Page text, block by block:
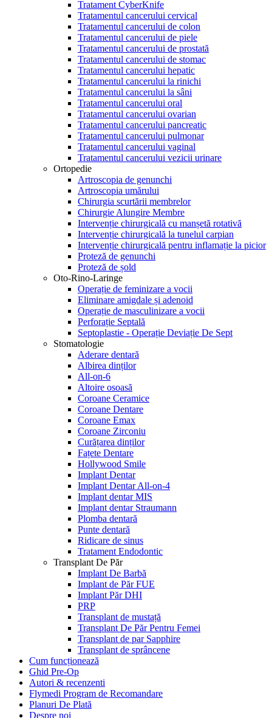
Tratament CyberKnife
Tratamentul cancerului cervical
Tratamentul cancerului de colon
Tratamentul cancerului de piele
Tratamentul cancerului de prostată
Tratamentul cancerului de stomac
Tratamentul cancerului hepatic
Tratamentul cancerului la rinichi
Tratamentul cancerului la sâni
Tratamentul cancerului oral
Tratamentul cancerului ovarian
Tratamentul cancerului pancreatic
Tratamentul cancerului pulmonar
Tratamentul cancerului vaginal
Tratamentul cancerului vezicii urinare
Ortopedie
Artroscopia de genunchi
Artroscopia umărului
Chirurgia scurtării membrelor
Chirurgie Alungire Membre
Intervenție chirurgicală cu manșetă rotativă
Intervenție chirurgicală la tunelul carpian
Intervenție chirurgicală pentru inflamație la picior
Proteză de genunchi
Proteză de șold
Oto-Rino-Laringe
Operație de feminizare a vocii
Eliminare amigdale și adenoid
Operație de masculinizare a vocii
Perforație Septală
Septoplastie - Operație Deviație De Sept
Stomatologie
Aderare dentară
Albirea dinților
All-on-6
Altoire osoasă
Coroane Ceramice
Coroane Dentare
Coroane Emax
Coroane Zirconiu
Curățarea dinților
Fațete Dentare
Hollywood Smile
Implant Dentar
Implant Dentar All-on-4
Implant dentar MIS
Implant dentar Straumann
Plomba dentară
Punte dentară
Ridicare de sinus
Tratament Endodontic
Transplant De Păr
Implant De Barbă
Implant de Păr FUE
Implant Păr DHI
PRP
Transplant de mustață
Transplant De Păr Pentru Femei
Transplant de par Sapphire
Transplant de sprâncene
Cum funcționează
Ghid Pre-Op
Autori & recenzenti
Flymedi Program de Recomandare
Planuri De Plată
Despre noi